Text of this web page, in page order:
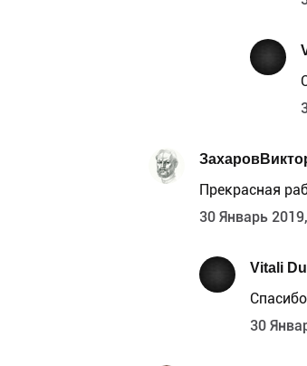
Прекрасная
30 Январь
Vitali
30